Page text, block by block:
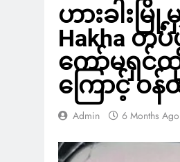
ဟားခါးမြို့
Hakha တ
ကော်မရှင်ထု
ကြောင့် ဝန်
Admin 6 Months Ago